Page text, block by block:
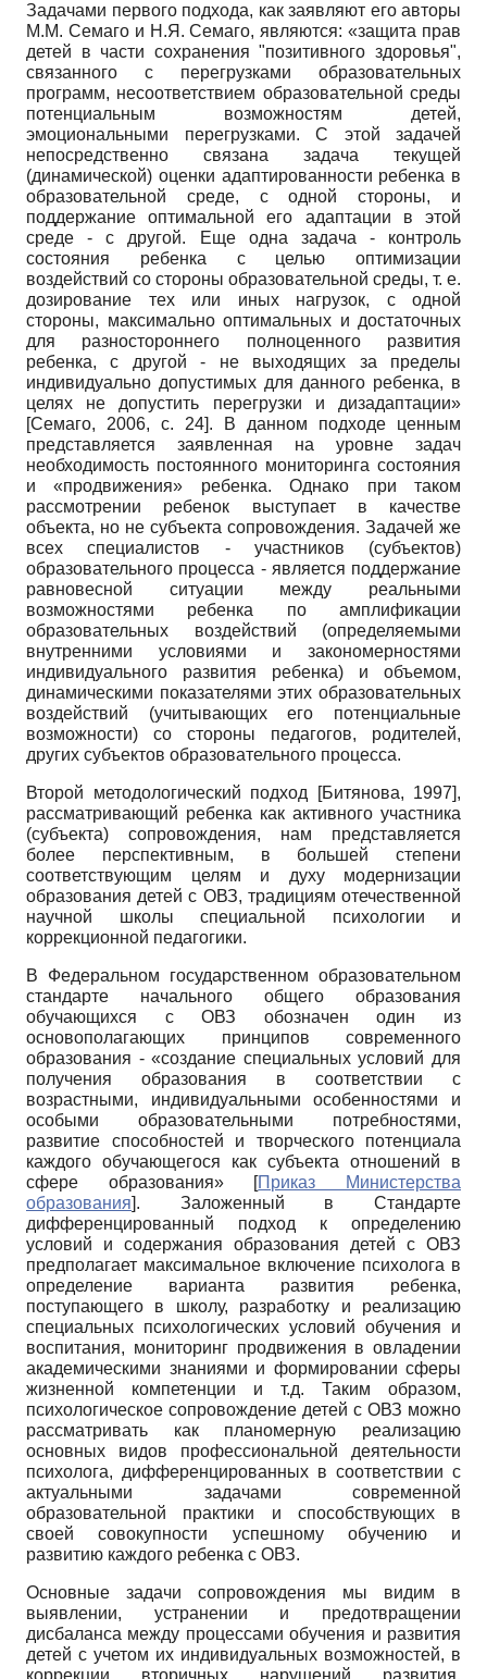
Задачами первого подхода, как заявляют его авторы
М.М. Семаго и Н.Я. Семаго, являются: «защита прав
детей в части сохранения "позитивного здоровья",
связанного с перегрузками образовательных
программ, несоответствием образовательной среды
потенциальным возможностям детей,
эмоциональными перегрузками. С этой задачей
непосредственно связана задача текущей
(динамической) оценки адаптированности ребенка в
образовательной среде, с одной стороны, и
поддержание оптимальной его адаптации в этой
среде - с другой. Еще одна задача - контроль
состояния ребенка с целью оптимизации
воздействий со стороны образовательной среды, т. е.
дозирование тех или иных нагрузок, с одной
стороны, максимально оптимальных и достаточных
для разностороннего полноценного развития
ребенка, с другой - не выходящих за пределы
индивидуально допустимых для данного ребенка, в
целях не допустить перегрузки и дизадаптации»
[Семаго, 2006, с. 24]. В данном подходе ценным
представляется заявленная на уровне задач
необходимость постоянного мониторинга состояния
и «продвижения» ребенка. Однако при таком
рассмотрении ребенок выступает в качестве
объекта, но не субъекта сопровождения. Задачей же
всех специалистов - участников (субъектов)
образовательного процесса - является поддержание
равновесной ситуации между реальными
возможностями ребенка по амплификации
образовательных воздействий (определяемыми
внутренними условиями и закономерностями
индивидуального развития ребенка) и объемом,
динамическими показателями этих образовательных
воздействий (учитывающих его потенциальные
возможности) со стороны педагогов, родителей,
других субъектов образовательного процесса.
Второй методологический подход [Битянова, 1997],
рассматривающий ребенка как активного участника
(субъекта) сопровождения, нам представляется
более перспективным, в большей степени
соответствующим целям и духу модернизации
образования детей с ОВЗ, традициям отечественной
научной школы специальной психологии и
коррекционной педагогики.
В Федеральном государственном образовательном
стандарте начального общего образования
обучающихся с ОВЗ обозначен один из
основополагающих принципов современного
образования - «создание специальных условий для
получения образования в соответствии с
возрастными, индивидуальными особенностями и
особыми образовательными потребностями,
развитие способностей и творческого потенциала
каждого обучающегося как субъекта отношений в
сфере образования» [Приказ Министерства
образования]. Заложенный в Стандарте
дифференцированный подход к определению
условий и содержания образования детей с ОВЗ
предполагает максимальное включение психолога в
определение варианта развития ребенка,
поступающего в школу, разработку и реализацию
специальных психологических условий обучения и
воспитания, мониторинг продвижения в овладении
академическими знаниями и формировании сферы
жизненной компетенции и т.д. Таким образом,
психологическое сопровождение детей с ОВЗ можно
рассматривать как планомерную реализацию
основных видов профессиональной деятельности
психолога, дифференцированных в соответствии с
актуальными задачами современной
образовательной практики и способствующих в
своей совокупности успешному обучению и
развитию каждого ребенка с ОВЗ.
Основные задачи сопровождения мы видим в
выявлении, устранении и предотвращении
дисбаланса между процессами обучения и развития
детей с учетом их индивидуальных возможностей, в